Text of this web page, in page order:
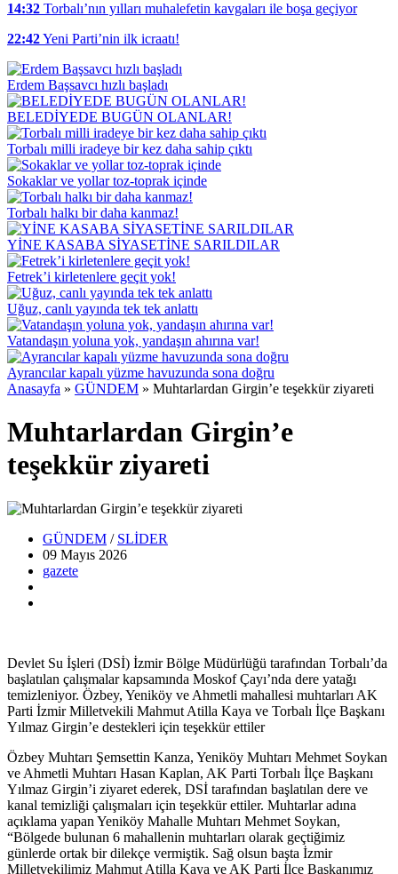
14:32 Torbalı’nın yılları muhalefetin kavgaları ile boşa geçiyor
22:42Yeni Parti’nin ilk icraatı!
Erdem Başsavcı hızlı başladı
BELEDİYEDE BUGÜN OLANLAR!
Torbalı milli iradeye bir kez daha sahip çıktı
Sokaklar ve yollar toz-toprak içinde
Torbalı halkı bir daha kanmaz!
YİNE KASABA SİYASETİNE SARILDILAR
Fetrek’i kirletenlere geçit yok!
Uğuz, canlı yayında tek tek anlattı
Vatandaşın yoluna yok, yandaşın ahırına var!
Ayrancılar kapalı yüzme havuzunda sona doğru
Anasayfa » GÜNDEM » Muhtarlardan Girgin’e teşekkür ziyareti
Muhtarlardan Girgin’e
teşekkür ziyareti
GÜNDEM / SLİDER
09 Mayıs 2026
gazete
Devlet Su İşleri (DSİ) İzmir Bölge Müdürlüğü tarafından Torbalı’da
başlatılan çalışmalar kapsamında Moskof Çayı’nda dere yatağı
temizleniyor. Özbey, Yeniköy ve Ahmetli mahallesi muhtarları AK
Parti İzmir Milletvekili Mahmut Atilla Kaya ve Torbalı İlçe Başkanı
Yılmaz Girgin’e destekleri için teşekkür ettiler
Özbey Muhtarı Şemsettin Kanza, Yeniköy Muhtarı Mehmet Soykan
ve Ahmetli Muhtarı Hasan Kaplan, AK Parti Torbalı İlçe Başkanı
Yılmaz Girgin’i ziyaret ederek, DSİ tarafından başlatılan dere ve
kanal temizliği çalışmaları için teşekkür ettiler. Muhtarlar adına
açıklama yapan Yeniköy Mahalle Muhtarı Mehmet Soykan,
“Bölgede bulunan 6 mahallenin muhtarları olarak geçtiğimiz
günlerde ortak bir dilekçe vermiştik. Sağ olsun başta İzmir
Milletvekilimiz Mahmut Atilla Kaya ve AK Parti İlçe Başkanımız